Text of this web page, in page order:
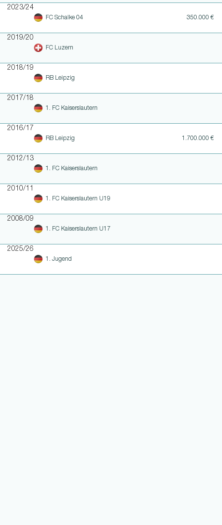
2023/24
FC Schalke 04 350.000 €
2019/20
FC Luzern
2018/19
RB Leipzig
2017/18
1. FC Kaiserslautern
2016/17
RB Leipzig 1.700.000 €
2012/13
1. FC Kaiserslautern
2010/11
1. FC Kaiserslautern U19
2008/09
1. FC Kaiserslautern U17
2025/26
1. Jugend